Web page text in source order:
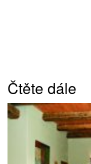
Čtěte dále